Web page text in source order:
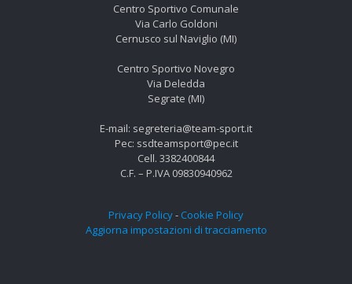
TS ACADEMY SUMMER CAMP!
⚽ TS ACADEMY SUMMER CAMP: L’ESTATE DELLE GIOVANI
CALCIATRICI COMINCIA QUI! Allenati, cresci, divertiti!Sta
per partire il nuovo Football Camp Femminile targato TS
Academy, un’esperienza unica pensata
Centro Sportivo Comunale
Via Carlo Goldoni
Cernusco sul Naviglio (MI)
Centro Sportivo Novegro
Via Deledda
Segrate (MI)
E-mail: segreteria@team-sport.it
Pec: ssdteamsport@pec.it
Cell. 3382400844
C.F. – P.IVA 09830940962
Privacy Policy- Cookie Policy
Aggiorna impostazioni di tracciamento